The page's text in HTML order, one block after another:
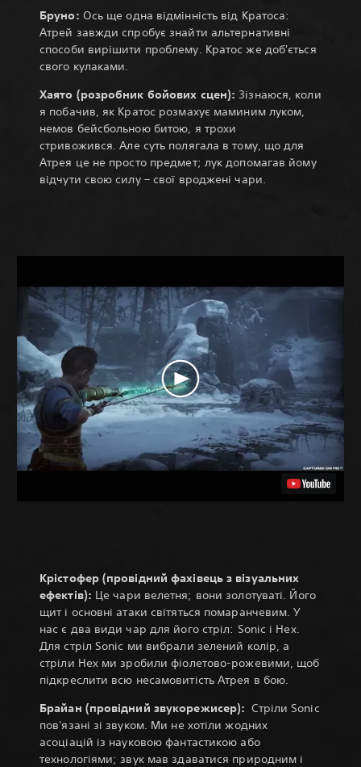
Бруно: Ось ще одна відмінність від Кратоса:
Атрей завжди спробує знайти альтернативні
способи вирішити проблему. Кратос же доб'ється
свого кулаками.
Хаято (розробник бойових сцен):Зізнаюся, коли
я побачив, як Кратос розмахує маминим луком,
немов бейсбольною битою, я трохи
стривожився.Але суть полягала в тому, що для
Атрея це не просто предмет; лук допомагав йому
відчути свою силу – свої вроджені чари.
Крістофер (провідний фахівець з візуальних
ефектів): Це чари велетня; вони золотуваті. Його
щит і основні атаки світяться помаранчевим. У
нас є два види чар для його стріл: Sonic і Hex.
Для стріл Sonic ми вибрали зелений колір, а
стріли Hex ми зробили фіолетово-рожевими, щоб
підкреслити всю несамовитість Атрея в бою.
Брайан (провідний звукорежисер): Стріли Sonic
пов'язані зі звуком. Ми не хотіли жодних
асоціацій із науковою фантастикою або
технологіями; звук мав здаватися природним і